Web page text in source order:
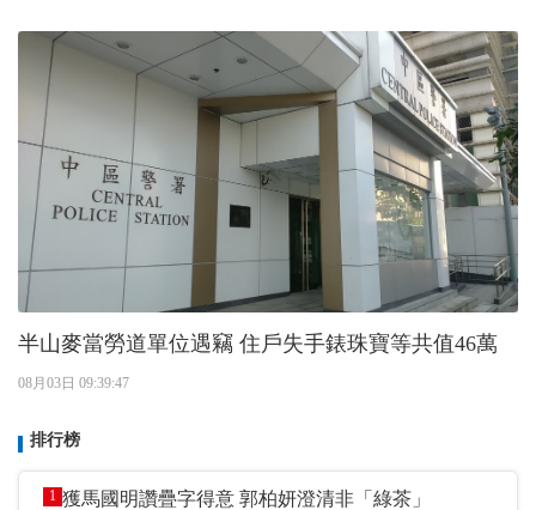
半山麥當勞道單位遇竊 住戶失手錶珠寶等共值46萬
08月03日 09:39:47
排行榜
1 獲馬國明讚疊字得意 郭柏妍澄清非「綠茶」